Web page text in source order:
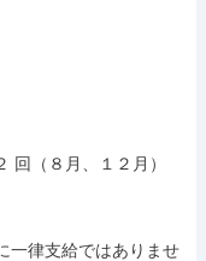
回（８月、１２月）
一律支給ではありませ